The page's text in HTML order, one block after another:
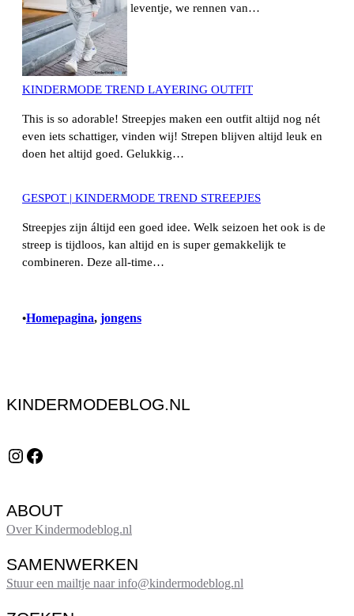
leventje, we rennen van…
KINDERMODE TREND LAYERING OUTFIT
This is so adorable! Streepjes maken een outfit altijd nog nét
even iets schattiger, vinden wij! Strepen blijven altijd leuk en
doen het altijd goed. Gelukkig…
GESPOT | KINDERMODE TREND STREEPJES
Streepjes zijn áltijd een goed idee. Welk seizoen het ook is de
streep is tijdloos, kan altijd en is super gemakkelijk te
combineren. Deze all-time…
•Homepagina, jongens
KINDERMODEBLOG.NL
Instagram Facebook
ABOUT
Over Kindermodeblog.nl
SAMENWERKEN
Stuur een mailtje naar info@kindermodeblog.nl